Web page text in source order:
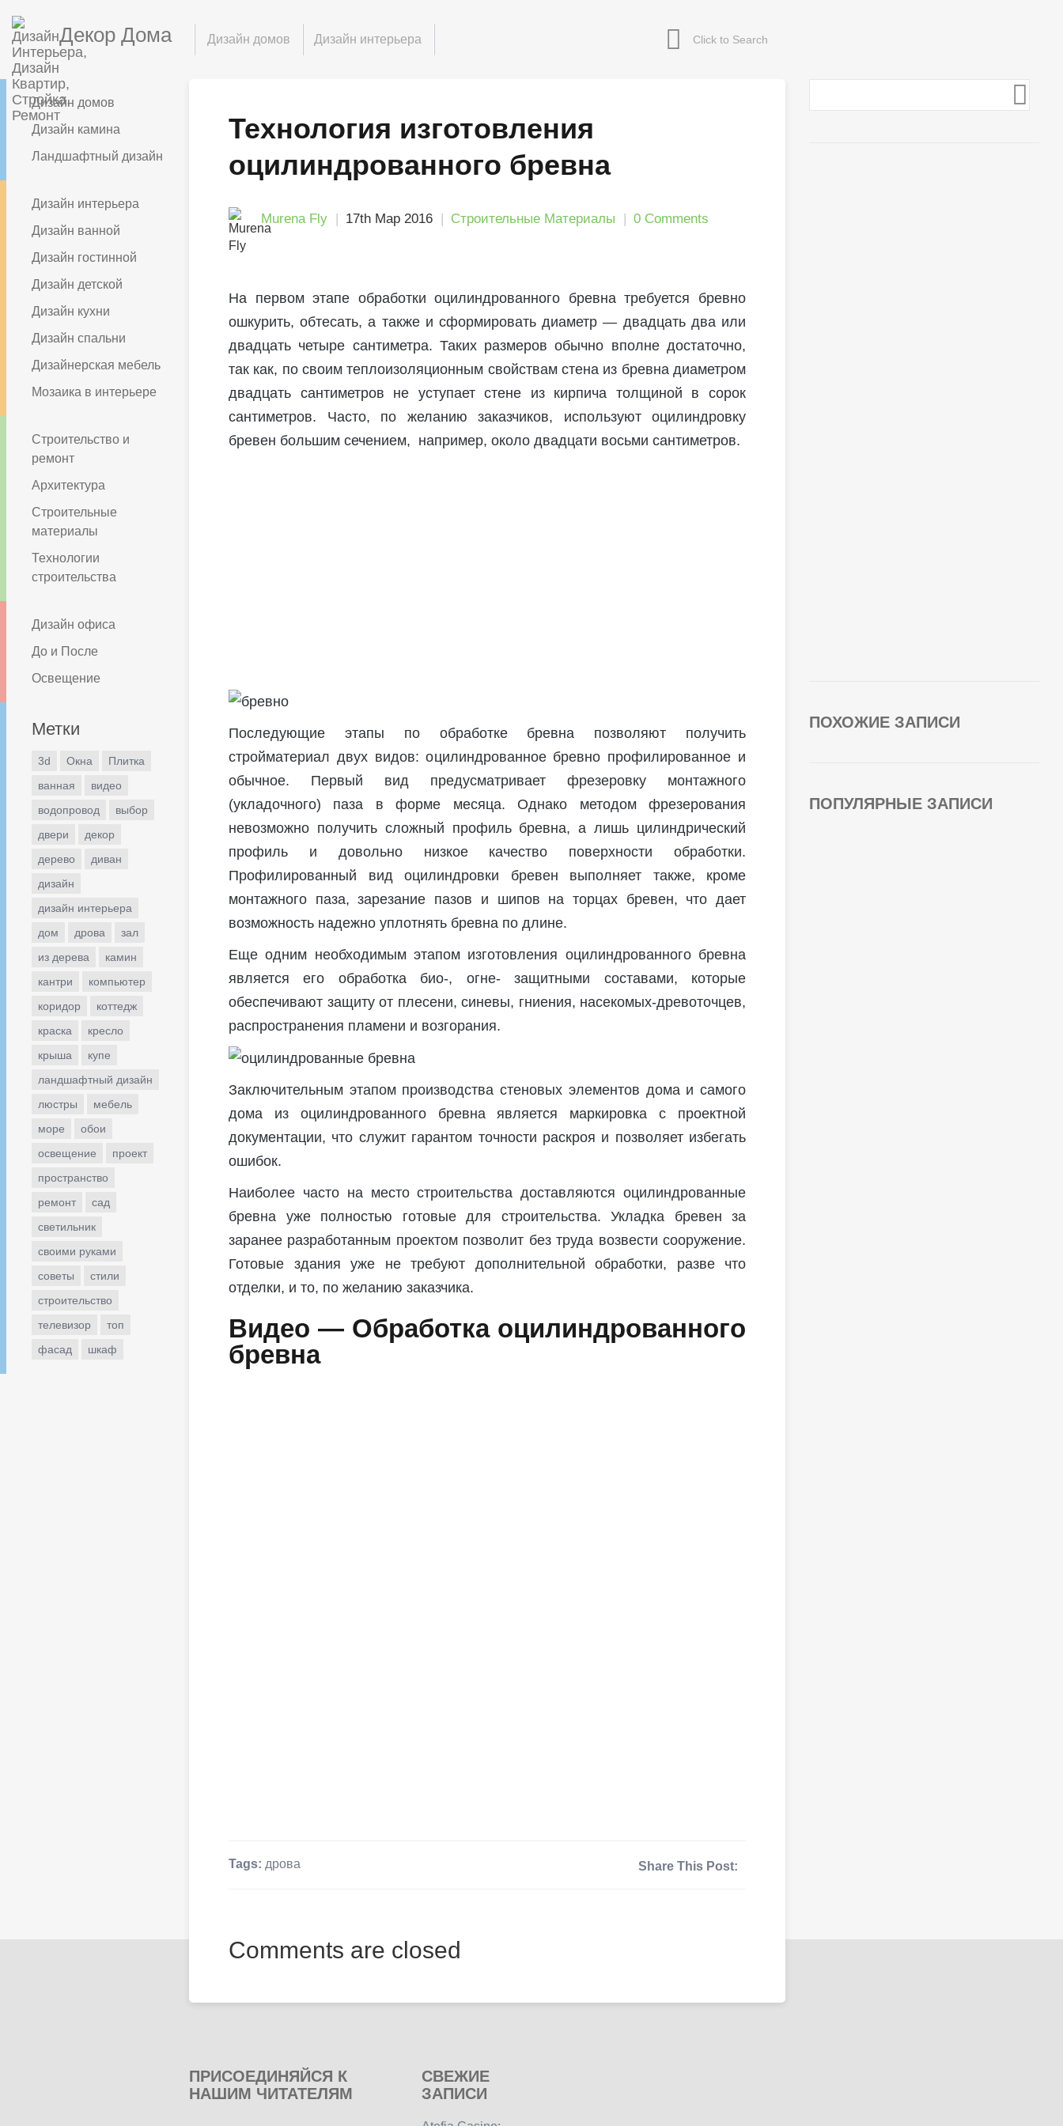
Декор Дома Дизайн домов Дизайн интерьера
Дизайн домов
Дизайн камина
Ландшафтный дизайн
Дизайн интерьера
Дизайн ванной
Дизайн гостинной
Дизайн детской
Дизайн кухни
Дизайн спальни
Дизайнерская мебель
Мозаика в интерьере
Строительство и
ремонт
Архитектура
Строительные
материалы
Технологии
строительства
Дизайн офиса
До и После
Освещение
Метки
3d Окна
Плитка
ванная
видео
водопровод
выбор
двери
декор
дерево
диван
дизайн
дизайн интерьера
дом
дрова
зал
из дерева
камин
кантри
компьютер
коридор
коттедж
краска
кресло
крыша
купе
ландшафтный дизайн
люстры
мебель
море
обои
освещение
проект
пространство
ремонт
сад
светильник
своими руками
советы
стили
строительство
телевизор
топ
фасад
шкаф
Технология изготовления
оцилиндрованного бревна
Murena Fly 17th Мар 2016 Строительные Материалы 0 Comments
На первом этапе обработки оцилиндрованного бревна требуется бревно
ошкурить, обтесать, а также и сформировать диаметр — двадцать два или
двадцать четыре сантиметра. Таких размеров обычно вполне достаточно,
так как, по своим теплоизоляционным свойствам стена из бревна диаметром
двадцать сантиметров не уступает стене из кирпича толщиной в сорок
сантиметров. Часто, по желанию заказчиков, используют оцилиндровку
бревен большим сечением, например, около двадцати восьми сантиметров.
Последующие этапы по обработке бревна позволяют получить
стройматериал двух видов: оцилиндрованное бревно профилированное и
обычное. Первый вид предусматривает фрезеровку монтажного
(укладочного) паза в форме месяца. Однако методом фрезерования
невозможно получить сложный профиль бревна, а лишь цилиндрический
профиль и довольно низкое качество поверхности обработки.
Профилированный вид оцилиндровки бревен выполняет также, кроме
монтажного паза, зарезание пазов и шипов на торцах бревен, что дает
возможность надежно уплотнять бревна по длине.
Еще одним необходимым этапом изготовления оцилиндрованного бревна
является его обработка био-, огне- защитными составами, которые
обеспечивают защиту от плесени, синевы, гниения, насекомых-древоточцев,
распространения пламени и возгорания.
Заключительным этапом производства стеновых элементов дома и самого
дома из оцилиндрованного бревна является маркировка с проектной
документации, что служит гарантом точности раскроя и позволяет избегать
ошибок.
Наиболее часто на место строительства доставляются оцилиндрованные
бревна уже полностью готовые для строительства. Укладка бревен за
заранее разработанным проектом позволит без труда возвести сооружение.
Готовые здания уже не требуют дополнительной обработки, разве что
отделки, и то, по желанию заказчика.
Видео — Обработка оцилиндрованного
бревна
Tags: дрова Share This Post:
Comments are closed
ПОХОЖИЕ ЗАПИСИ
ПОПУЛЯРНЫЕ ЗАПИСИ
ПРИСОЕДИНЯЙСЯ К
НАШИМ ЧИТАТЕЛЯМ
СВЕЖИЕ
ЗАПИСИ